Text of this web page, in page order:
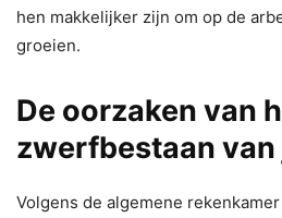
hen makkelijker zijn om op de
groeien.
De oorzaken van
zwerfbestaan
Volgens de algemene